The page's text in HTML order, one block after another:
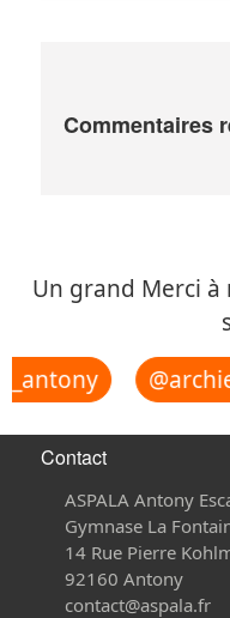
Commentaires
Un grand Merci
Contact
ASPALA Antony
Gymnase La
14 Rue Pierre
92160 Antony
contact@aspala.fr